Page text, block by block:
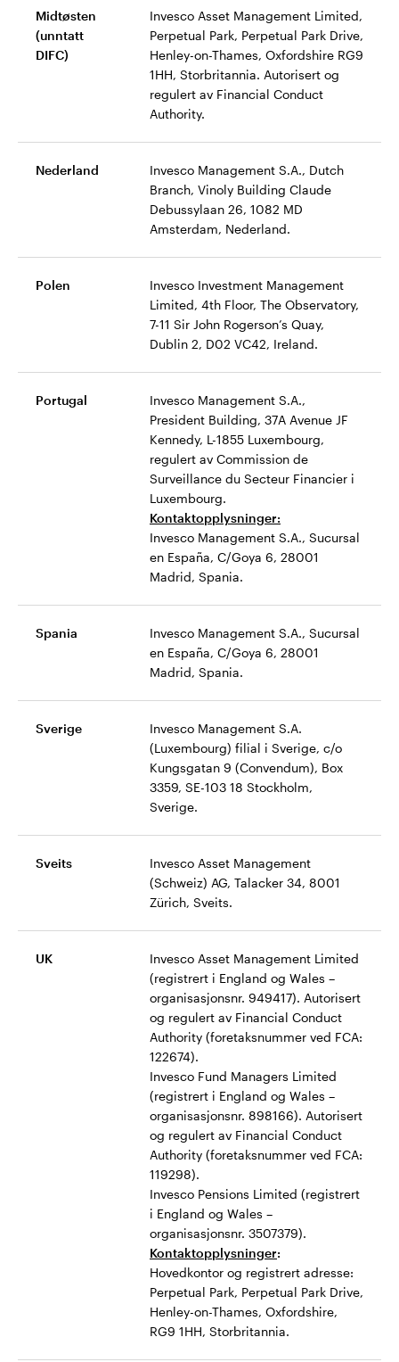
Midtøsten
(unntatt
DIFC)
Invesco Asset Management Limited,
Perpetual Park, Perpetual Park Drive,
Henley-on-Thames, Oxfordshire RG9
1HH, Storbritannia. Autorisert og
regulert av Financial Conduct
Authority.
Nederland
Invesco Management S.A., Dutch
Branch, Vinoly Building Claude
Debussylaan 26, 1082 MD
Amsterdam, Nederland.
Polen
Invesco Investment Management
Limited, 4th Floor, The Observatory,
7-11 Sir John Rogerson’s Quay,
Dublin 2, D02 VC42, Ireland.
Portugal
Invesco Management S.A.,
President Building, 37A Avenue JF
Kennedy, L-1855 Luxembourg,
regulert av Commission de
Surveillance du Secteur Financier i
Luxembourg.
Kontaktopplysninger:
Invesco Management S.A., Sucursal
en España, C/Goya 6, 28001
Madrid, Spania.
Spania
Invesco Management S.A., Sucursal
en España, C/Goya 6, 28001
Madrid, Spania.
Sverige
Invesco Management S.A.
(Luxembourg) filial i Sverige, c/o
Kungsgatan 9 (Convendum), Box
3359, SE-103 18 Stockholm,
Sverige.
Sveits
Invesco Asset Management
(Schweiz) AG, Talacker 34, 8001
Zürich, Sveits.
UK
Invesco Asset Management Limited
(registrert i England og Wales –
organisasjonsnr. 949417). Autorisert
og regulert av Financial Conduct
Authority (foretaksnummer ved FCA:
122674).
Invesco Fund Managers Limited
(registrert i England og Wales –
organisasjonsnr. 898166). Autorisert
og regulert av Financial Conduct
Authority (foretaksnummer ved FCA:
119298).
Invesco Pensions Limited (registrert
i England og Wales –
organisasjonsnr. 3507379).
Kontaktopplysninger:
Hovedkontor og registrert adresse:
Perpetual Park, Perpetual Park Drive,
Henley-on-Thames, Oxfordshire,
RG9 1HH, Storbritannia.